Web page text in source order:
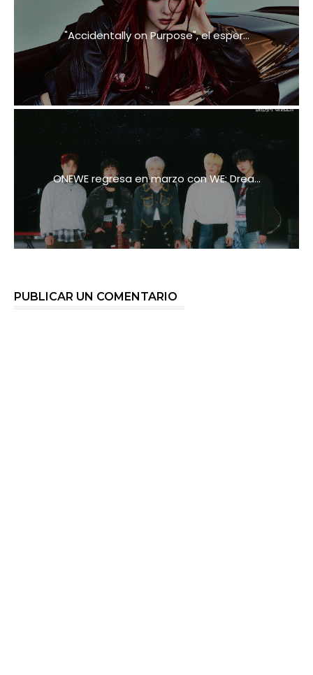
"Accidentally on Purpose", el esper...
ONEWE regresa en marzo con WE: Drea...
PUBLICAR UN COMENTARIO